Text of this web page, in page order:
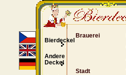
Brauerei
Stadt
Bierdeckel
Andere
Deckel